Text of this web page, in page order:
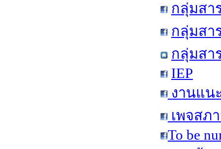
กลุ่มสา
กลุ่มสา
กลุ่มสา
IEP
งานแน
เพจสภ
To be